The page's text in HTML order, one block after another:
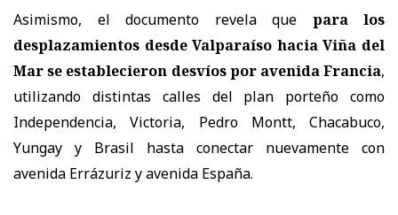
Asimismo, el documento revela que para los
desplazamientos desde Valparaíso hacia Viña del
Mar se establecieron desvíos por avenida Francia,
utilizando distintas calles del plan porteño como
Independencia, Victoria, Pedro Montt, Chacabuco,
Yungay y Brasil hasta conectar nuevamente con
avenida Errázuriz y avenida España.